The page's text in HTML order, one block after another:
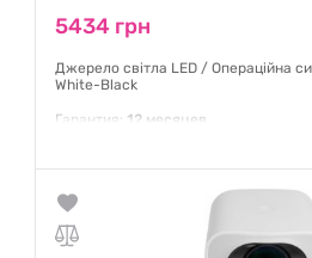
5434 грн
Джерело світла LED / Операційна
White-Black
Гарантия: 12 месяцев